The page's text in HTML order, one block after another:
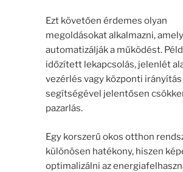
Ezt követően érdemes olyan
megoldásokat alkalmazni,
automatizálják a működést.
időzített lekapcsolás, jelenlét
vezérlés vagy központi irányítás
segítségével jelentősen
pazarlás.
Egy korszerű okos otthon
különösen hatékony, hiszen
optimalizálni az